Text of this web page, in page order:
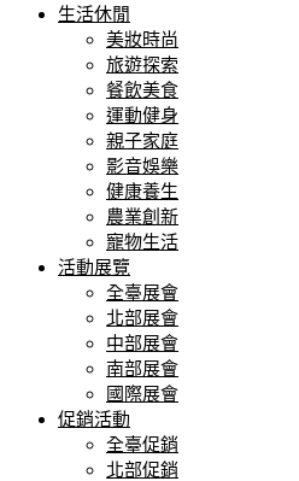
生活休閒
美妝時尚
旅遊探索
餐飲美食
運動健身
親子家庭
影音娛樂
健康養生
農業創新
寵物生活
活動展覽
全臺展會
北部展會
中部展會
南部展會
國際展會
促銷活動
全臺促銷
北部促銷